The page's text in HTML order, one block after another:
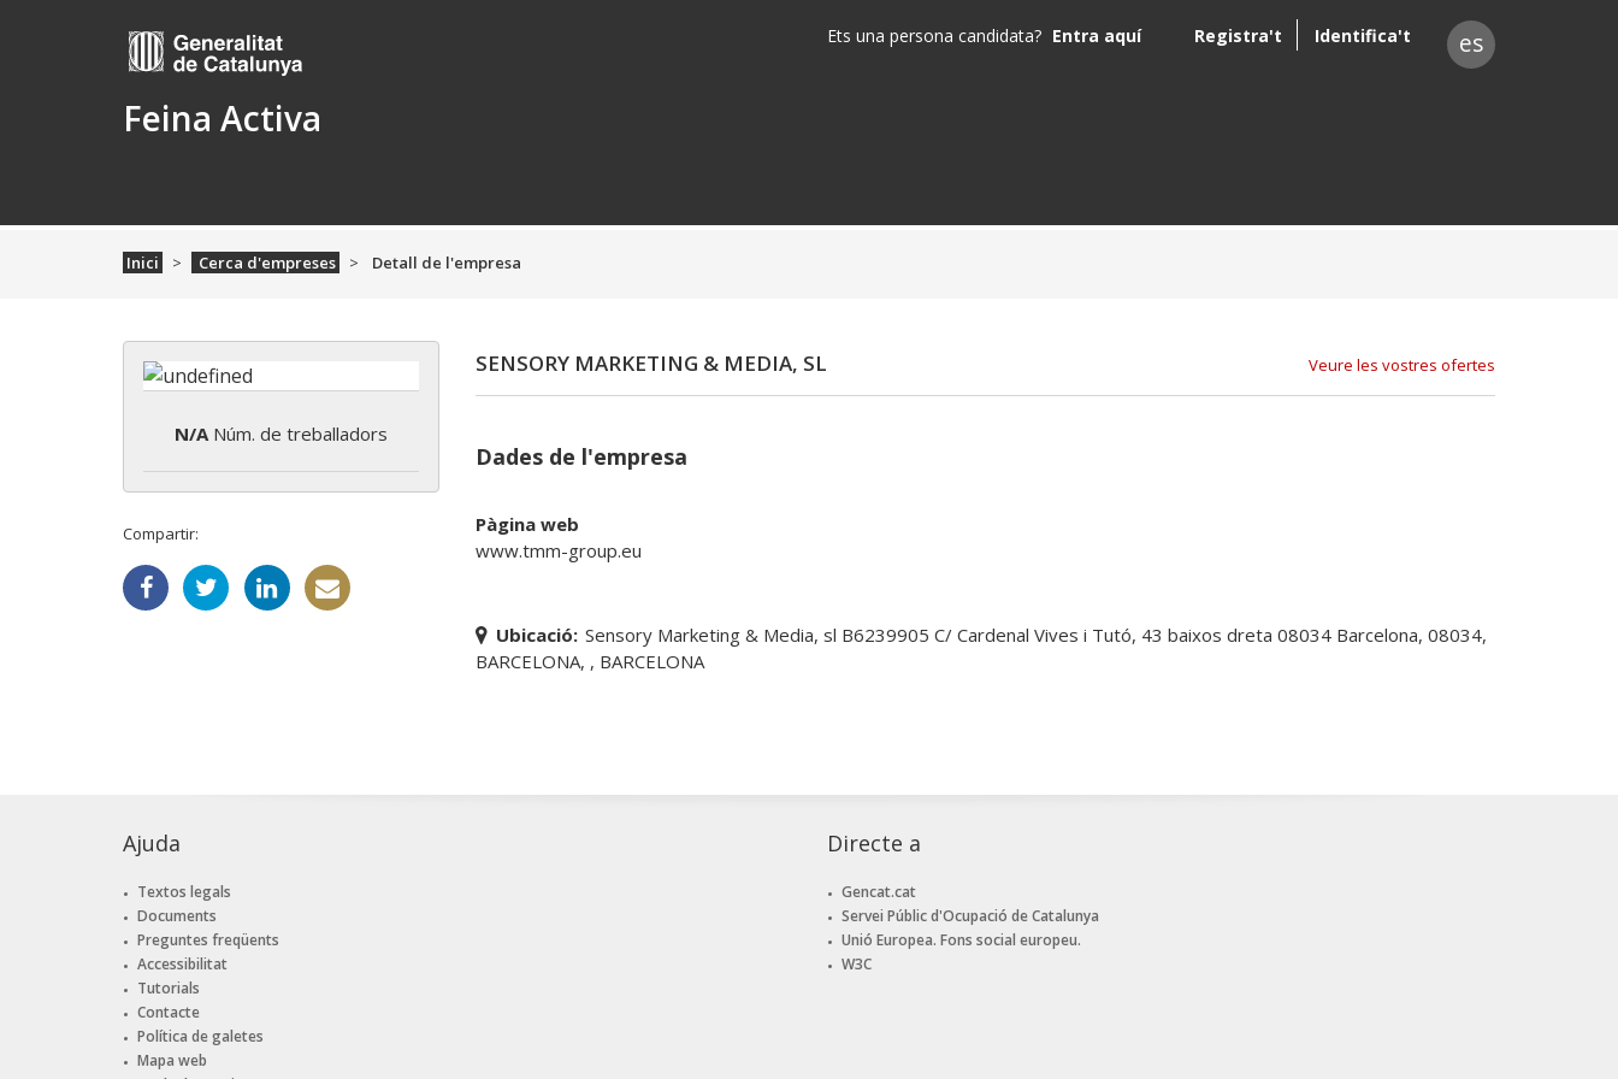
Feina Activa
Ets una persona candidata? Entra aquí Registra't Identifica't es
Inici Cerca d'empreses Detall de l'empresa
N/ANúm. de treballadors
Compartir:
SENSORY MARKETING & MEDIA, SL Veure les vostres ofertes
Dades de l'empresa
Pàgina web
www.tmm-group.eu
Ubicació: Sensory Marketing & Media, sl B6239905 C/ Cardenal Vives i Tutó, 43 baixos dreta 08034 Barcelona, 08034,
BARCELONA, , BARCELONA
Ajuda
Textos legals
Documents
Preguntes freqüents
Accessibilitat
Tutorials
Contacte
Política de galetes
Mapa web
Directe a
Gencat.cat
Servei Públic d'Ocupació de Catalunya
Unió Europea. Fons social europeu.
W3C